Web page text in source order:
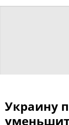
Украину